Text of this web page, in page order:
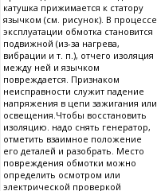
катушка прижимается к статору
язычком (см. рисунок). В процессе
эксплуатации обмотка становится
подвижной (из-за нагрева,
вибрации и т. п.), отчего изоляция
между ней и язычком
повреждается. Признаком
неисправности служит падение
напряжения в цепи зажигания или
освещения.Чтобы восстановить
изоляцию. надо снять генератор,
отметить взаимное положение
его деталей и разобрать. Место
повреждения обмотки можно
определить осмотром или
электрической проверкой